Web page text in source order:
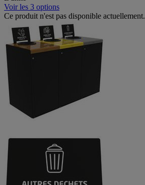
Voir les 3 options
Ce produit n'est pas disponible actuellement.